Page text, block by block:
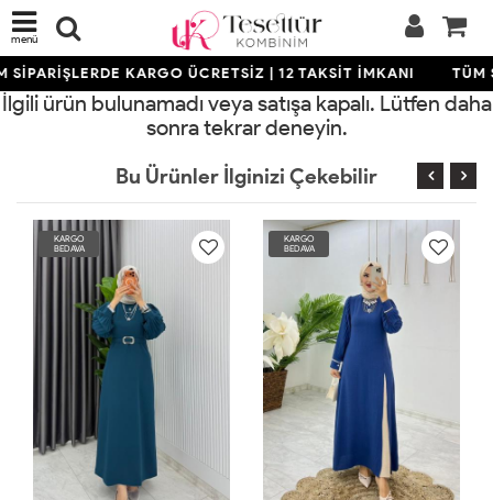
menü
SİPARİŞLERDE KARGO ÜCRETSİZ | 12 TAKSİT İMKANI TÜM
İlgili ürün bulunamadı veya satışa kapalı. Lütfen daha
sonra tekrar deneyin.
Bu Ürünler İlginizi Çekebilir